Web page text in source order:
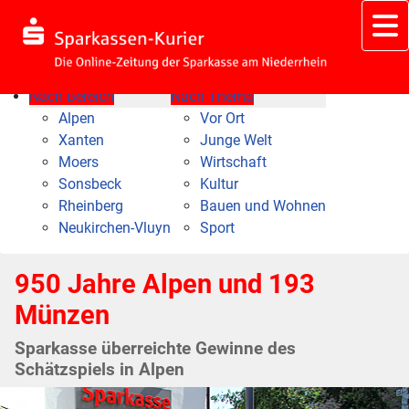
Nach Bereich
Alpen
Xanten
Moers
Sonsbeck
Rheinberg
Neukirchen-Vluyn
Nach Thema
Vor Ort
Junge Welt
Wirtschaft
Kultur
Bauen und Wohnen
Sport
950 Jahre Alpen und 193
Münzen
Sparkasse überreichte Gewinne des
Schätzspiels in Alpen